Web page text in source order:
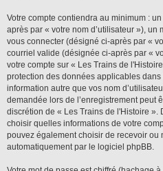
Votre compte contiendra au minimum :
après par « votre nom d’utilisateur »),
vous connecter (désigné ci-après par «
courriel valide (désignée ci-après par «
votre compte sur « Les Trains de
protection des données applicables
information autre que vos nom
demandée lors de l’enregistrement peut
discrétion de « Les Trains de l'Histoire ».
choisir quelles informations de votre
pouvez également choisir de recevoir ou
automatiquement par le logiciel phpBB.